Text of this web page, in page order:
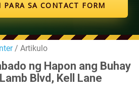
SA CONTACT FORM
/ Artikulo
ng Hapon ang Buhay
Blvd, Kell Lane